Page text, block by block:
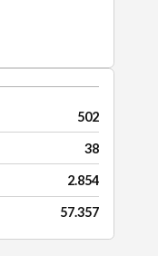
502
38
2.854
57.357